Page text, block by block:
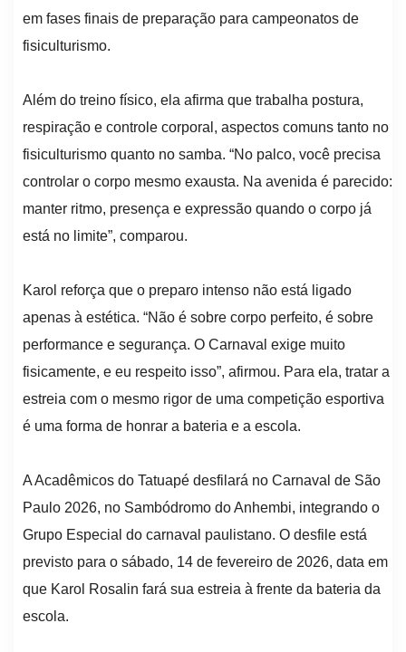
em fases finais de preparação para campeonatos de
fisiculturismo.
Além do treino físico, ela afirma que trabalha postura,
respiração e controle corporal, aspectos comuns tanto no
fisiculturismo quanto no samba. “No palco, você precisa
controlar o corpo mesmo exausta. Na avenida é parecido:
manter ritmo, presença e expressão quando o corpo já
está no limite”, comparou.
Karol reforça que o preparo intenso não está ligado
apenas à estética. “Não é sobre corpo perfeito, é sobre
performance e segurança. O Carnaval exige muito
fisicamente, e eu respeito isso”, afirmou. Para ela, tratar a
estreia com o mesmo rigor de uma competição esportiva
é uma forma de honrar a bateria e a escola.
A Acadêmicos do Tatuapé desfilará no Carnaval de São
Paulo 2026, no Sambódromo do Anhembi, integrando o
Grupo Especial do carnaval paulistano. O desfile está
previsto para o sábado, 14 de fevereiro de 2026, data em
que Karol Rosalin fará sua estreia à frente da bateria da
escola.